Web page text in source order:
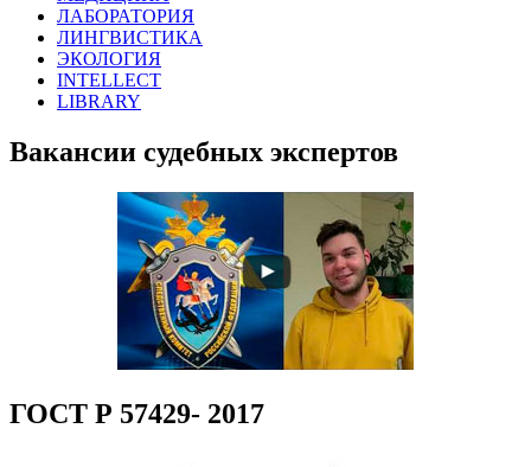
ЛАБОРАТОРИЯ
ЛИНГВИСТИКА
ЭКОЛОГИЯ
INTELLECT
LIBRARY
Вакансии судебных экспертов
ГОСТ Р 57429- 2017